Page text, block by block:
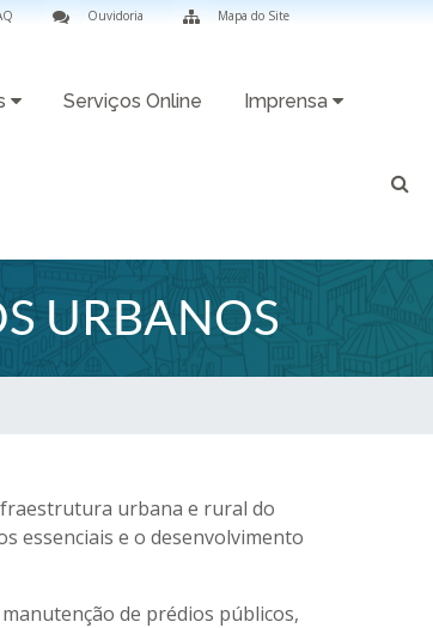
Mapa do Site
Ouvidoria
Serviços Online Imprensa
URBANOS
urbana e rural do
essenciais e o desenvolvimento
de prédios públicos,